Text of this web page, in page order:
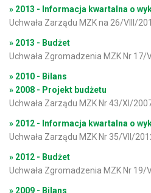
» 2013 - Informacja kwartalna o
Uchwała Zarządu MZK na 26/VIII/
» 2013 - Budżet
Uchwała Zgromadzenia MZK Nr 17/
» 2010 - Bilans
» 2008 - Projekt budżetu
Uchwała Zarządu MZK Nr 43/XI/
» 2012 - Informacja kwartalna o
Uchwała Zarządu MZK Nr 35/VII/
» 2012 - Budżet
Uchwała Zgromadzenia MZK Nr 19/
» 2009 - Bilans